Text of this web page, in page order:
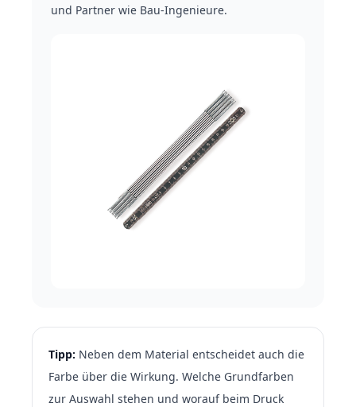
und Partner wie Bau-Ingenieure.
Tipp: Neben dem Material entscheidet auch die
Farbe über die Wirkung. Welche Grundfarben
zur Auswahl stehen und worauf beim Druck